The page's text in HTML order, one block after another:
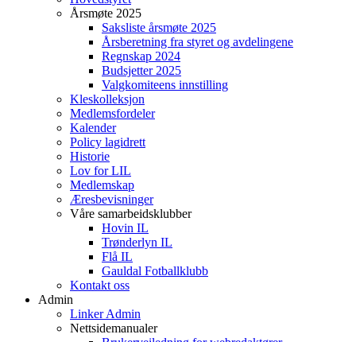
Årsmøte 2025
Saksliste årsmøte 2025
Årsberetning fra styret og avdelingene
Regnskap 2024
Budsjetter 2025
Valgkomiteens innstilling
Kleskolleksjon
Medlemsfordeler
Kalender
Policy lagidrett
Historie
Lov for LIL
Medlemskap
Æresbevisninger
Våre samarbeidsklubber
Hovin IL
Trønderlyn IL
Flå IL
Gauldal Fotballklubb
Kontakt oss
Admin
Linker Admin
Nettsidemanualer